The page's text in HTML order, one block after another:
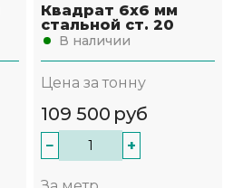
Квадрат 6х6 мм
стальной ст. 20
В наличии
Цена за тонну
109 500 руб
− +